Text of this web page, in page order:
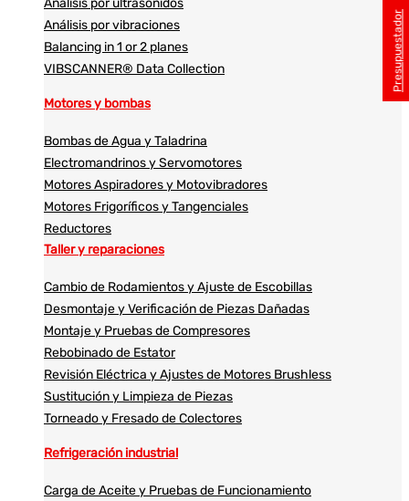
Análisis por ultrasonidos​​
Análisis por vibraciones
Balancing in 1 or 2 planes
VIBSCANNER® Data Collection
Motores y bombas
Bombas de Agua y Taladrina
Electromandrinos y Servomotores
Motores Aspiradores y Motovibradores
Motores Frigoríficos y Tangenciales
Reductores
Taller y reparaciones
Cambio de Rodamientos y Ajuste de Escobillas
Desmontaje y Verificación de Piezas Dañadas
Montaje y Pruebas de Compresores
Rebobinado de Estator
Revisión Eléctrica y Ajustes de Motores Brushless
Sustitución y Limpieza de Piezas
Torneado y Fresado de Colectores
Refrigeración industrial
Carga de Aceite y Pruebas de Funcionamiento
Presupuestador